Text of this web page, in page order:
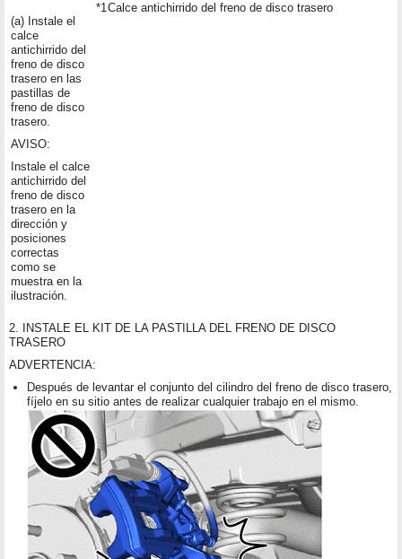
(a) Instale el
calce
antichirrido del
freno de disco
trasero en las
pastillas de
freno de disco
trasero.
AVISO:
Instale el calce
antichirrido del
freno de disco
trasero en la
dirección y
posiciones
correctas
como se
muestra en la
ilustración.
*1Calce antichirrido del freno de disco trasero
2. INSTALE EL KIT DE LA PASTILLA DEL FRENO DE DISCO
TRASERO
ADVERTENCIA:
Después de levantar el conjunto del cilindro del freno de disco trasero,
fíjelo en su sitio antes de realizar cualquier trabajo en el mismo.